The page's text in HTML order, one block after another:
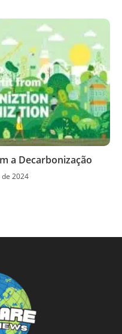
a Decarbonização
2024